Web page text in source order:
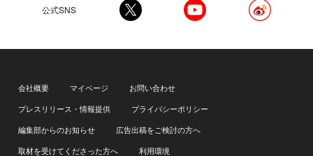
公式SNS
会社概要 マイページ
お問い合わせ
プレスリリース・情報提供
プライバシーポリシー
編集部からのお知らせ
広告出稿をご検討の方へ
取材を受けてくださった方へ
利用環境